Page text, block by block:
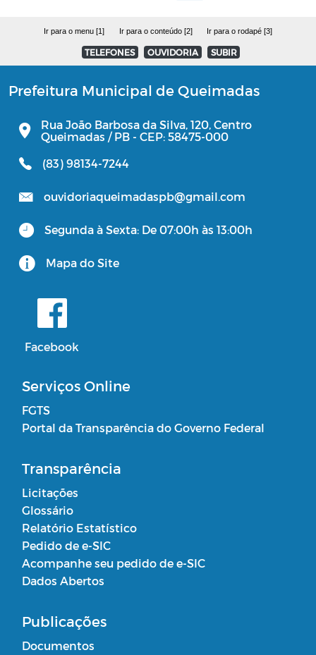
Ir para o menu [1] Ir para o conteúdo [2] Ir para o rodapé [3]
TELEFONES OUVIDORIA SUBIR
Prefeitura Municipal de Queimadas
Rua João Barbosa da Silva, 120, Centro
Queimadas / PB - CEP: 58475-000
(83) 98134-7244
ouvidoriaqueimadaspb@gmail.com
Segunda à Sexta: De 07:00h às 13:00h
Mapa do Site
Facebook
Serviços Online
FGTS
Portal da Transparência do Governo Federal
Transparência
Licitações
Glossário
Relatório Estatístico
Pedido de e-SIC
Acompanhe seu pedido de e-SIC
Dados Abertos
Publicações
Documentos